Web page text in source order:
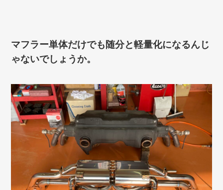
マフラー単体だけでも随分と軽量化になるんじ
ゃないでしょうか。